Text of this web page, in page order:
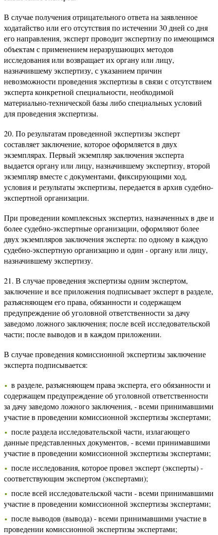
В случае получения отрицательного ответа на заявленное
ходатайство или его отсутствия по истечении 30 дней со дня
его направления, эксперт проводит экспертизу по имеющимся
объектам с применением неразрушающих методов
исследования или возвращает их органу или лицу,
назначившему экспертизу, с указанием причин
невозможности проведения экспертизы в связи с отсутствием
эксперта конкретной специальности, необходимой
материально-технической базы либо специальных условий
для проведения экспертизы.
20. По результатам проведенной экспертизы эксперт
составляет заключение, которое оформляется в двух
экземплярах. Первый экземпляр заключения эксперта
выдается органу или лицу, назначившему экспертизу, второй
экземпляр вместе с документами, фиксирующими ход,
условия и результаты экспертизы, передается в архив судебно-
экспертной организации.
При проведении комплексных экспертиз, назначенных в две и
более судебно-экспертные организации, оформляют более
двух экземпляров заключения эксперта: по одному в каждую
судебно-экспертную организацию и один - органу или лицу,
назначившему экспертизу.
21. В случае проведения экспертизы одним экспертом,
заключение и все приложения подписывает эксперт в разделе,
разъясняющем его права, обязанности и содержащем
предупреждение об уголовной ответственности за дачу
заведомо ложного заключения; после всей исследовательской
части; после выводов и в каждом приложении.
В случае проведения комиссионной экспертизы заключение
эксперта подписывается:
в разделе, разъясняющем права эксперта, его обязанности и
содержащем предупреждение об уголовной ответственности
за дачу заведомо ложного заключения, - всеми принимавшими
участие в проведении комиссионной экспертизы экспертами;
после раздела исследовательской части, излагающего
данные представленных документов, - всеми принимавшими
участие в проведении комиссионной экспертизы экспертами;
после исследования, которое провел эксперт (эксперты) -
соответствующим экспертом (экспертами);
после всей исследовательской части - всеми принимавшими
участие в проведении комиссионной экспертизы экспертами;
после выводов (вывода) - всеми принимавшими участие в
проведении комиссионной экспертизы экспертами;